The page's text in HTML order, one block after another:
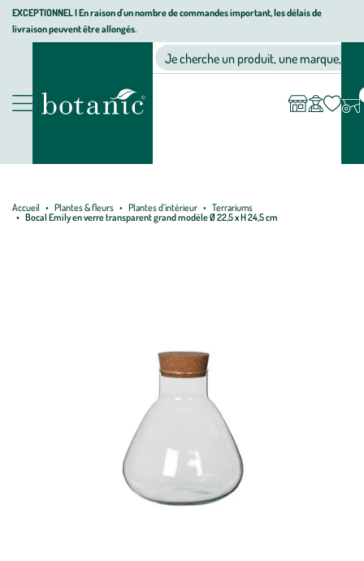
Aller
Aller
au
Aller
au
page
EXCEPTIONNEL I En raison d'un nombre de commandes important, les délais de
livraison peuvent être allongés.
Nos produits
Jardinerie écologique, animalerie, décoration, alimentation bio
Je cherche un produit, une marque, un
compte
Accueil Plantes & fleurs Plantes d’intérieur
Terrariums
Bocal Emily en verre transparent grand modèle Ø 22,5 x H 24,5 cm